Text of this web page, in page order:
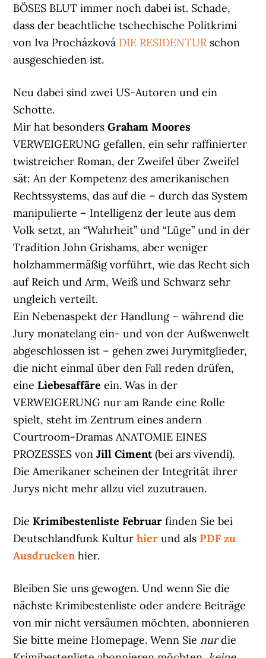
BÖSES BLUT immer noch dabei ist. Schade,
dass der beachtliche tschechische Politkrimi
von Iva Procházková DIE RESIDENTURschon
ausgeschieden ist.
Neu dabei sind zwei US-Autoren und ein
Schotte.
Mir hat besondersGraham Moores
VERWEIGERUNG gefallen, ein sehr raffinierter
twistreicher Roman, der Zweifel über Zweifel
sät: An der Kompetenz des amerikanischen
Rechtssystems, das auf die – durch das System
manipulierte – Intelligenz der leute aus dem
Volk setzt, an “Wahrheit” und “Lüge” und in der
Tradition John Grishams, aber weniger
holzhammermäßig vorführt, wie das Recht sich
auf Reich und Arm, Weiß und Schwarz sehr
ungleich verteilt.
Ein Nebenaspekt der Handlung – während die
Jury monatelang ein- und von der Außwenwelt
abgeschlossen ist – gehen zwei Jurymitglieder,
die nicht einmal über den Fall reden drüfen,
eineLiebesaffäre ein. Was in der
VERWEIGERUNG nur am Rande eine Rolle
spielt, steht im Zentrum eines andern
Courtroom-Dramas ANATOMIE EINES
PROZESSES vonJill Ciment(bei ars vivendi).
Die Amerikaner scheinen der Integrität ihrer
Jurys nicht mehr allzu viel zuzutrauen.
DieKrimibestenliste Februar finden Sie bei
Deutschlandfunk Kulturhier und als PDF zu
Ausdruckenhier.
Bleiben Sie uns gewogen. Und wenn Sie die
nächste Krimibestenliste oder andere Beiträge
von mir nicht versäumen möchten, abonnieren
Sie bitte meine Homepage. Wenn Sie nurdie